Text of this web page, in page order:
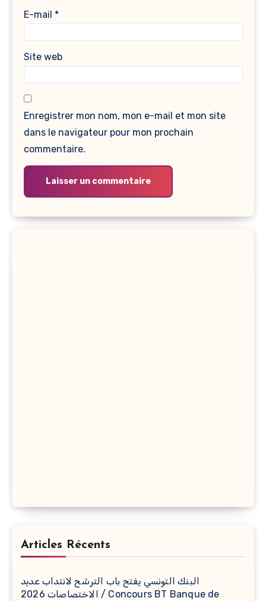
E-mail *
Site web
Enregistrer mon nom, mon e-mail et mon site
dans le navigateur pour mon prochain
commentaire.
Articles Récents
البنك التونسي يفتح باب الترشح لانتداب عديد
الاختصاصات 2026 / Concours BT Banque de